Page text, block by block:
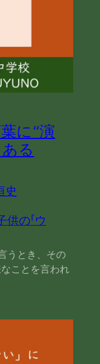
に“演
る
供の「ウ
うとき、その
なことを言われ